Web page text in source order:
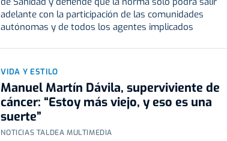
adelante con la participación de las comunidades
autónomas y de todos los agentes implicados
VIDA Y ESTILO
Manuel Martín Dávila, superviviente de
cáncer: “Estoy más viejo, y eso es una
suerte”
NOTICIAS TALDEA MULTIMEDIA